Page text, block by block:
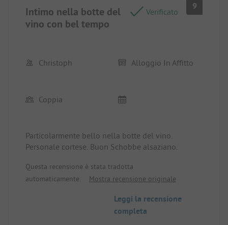
Intimo nella botte del
vino con bel tempo
Verificato
9
Christoph Alloggio In Affitto
Coppia
Particolarmente bello nella botte del vino.
Personale cortese. Buon Schobbe alsaziano.
Questa recensione è stata tradotta
automaticamente.
Mostra recensione originale
Leggi la recensione
completa